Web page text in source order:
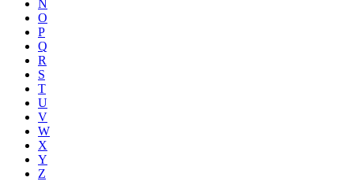
N
O
P
Q
R
S
T
U
V
W
X
Y
Z